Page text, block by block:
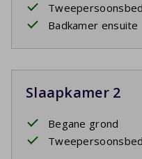
Tweepersoonsbed
Badkamer ensuite
Slaapkamer 2
Begane grond
Tweepersoonsbed